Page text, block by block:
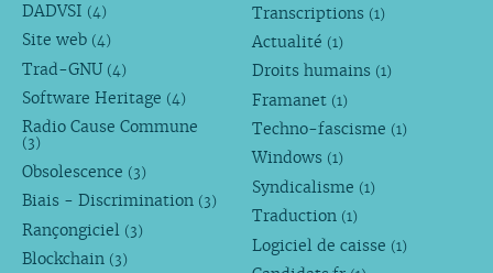
DADVSI (4)
Site web (4)
Trad-GNU (4)
Software Heritage (4)
Radio Cause Commune
(3)
Obsolescence (3)
Biais - Discrimination (3)
Rançongiciel (3)
Blockchain (3)
Transcriptions (1)
Actualité (1)
Droits humains (1)
Framanet (1)
Techno-fascisme (1)
Windows (1)
Syndicalisme (1)
Traduction (1)
Logiciel de caisse (1)